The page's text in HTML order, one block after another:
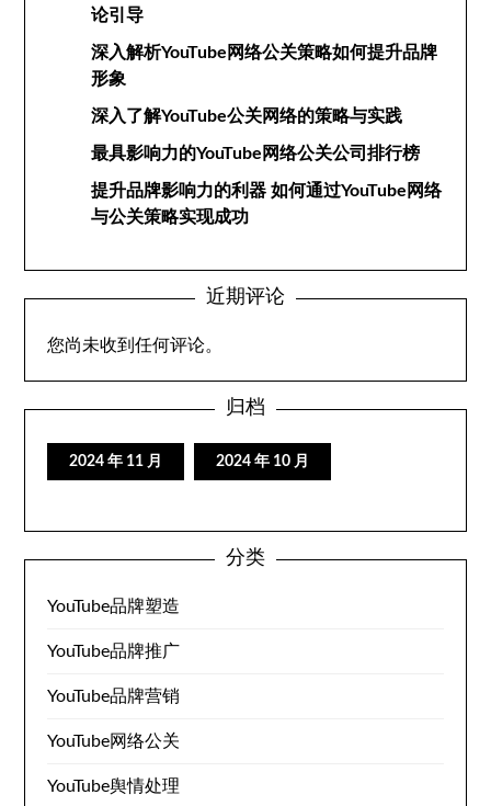
论引导
深入解析YouTube网络公关策略如何提升品牌
形象
深入了解YouTube公关网络的策略与实践
最具影响力的YouTube网络公关公司排行榜
提升品牌影响力的利器 如何通过YouTube网络
与公关策略实现成功
近期评论
您尚未收到任何评论。
归档
2024 年 11 月 2024 年 10 月
分类
YouTube品牌塑造
YouTube品牌推广
YouTube品牌营销
YouTube网络公关
YouTube舆情处理